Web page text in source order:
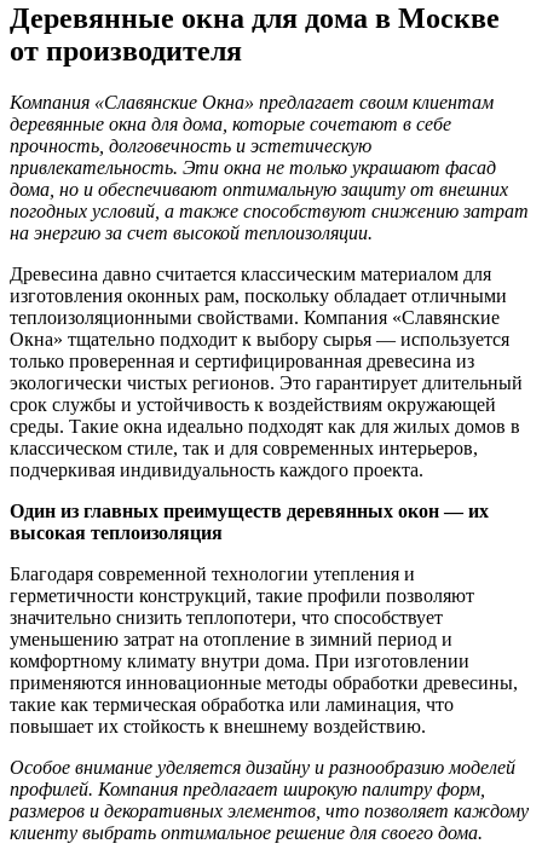
Деревянные окна для дома в Москве
от производителя
Компания «Славянские Окна» предлагает своим клиентам
деревянные окна для дома, которые сочетают в себе
прочность, долговечность и эстетическую
привлекательность. Эти окна не только украшают фасад
дома, но и обеспечивают оптимальную защиту от внешних
погодных условий, а также способствуют снижению затрат
на энергию за счет высокой теплоизоляции.
Древесина давно считается классическим материалом для
изготовления оконных рам, поскольку обладает отличными
теплоизоляционными свойствами. Компания «Славянские
Окна» тщательно подходит к выбору сырья — используется
только проверенная и сертифицированная древесина из
экологически чистых регионов. Это гарантирует длительный
срок службы и устойчивость к воздействиям окружающей
среды. Такие окна идеально подходят как для жилых домов в
классическом стиле, так и для современных интерьеров,
подчеркивая индивидуальность каждого проекта.
Один из главных преимуществ деревянных окон — их
высокая теплоизоляция
Благодаря современной технологии утепления и
герметичности конструкций, такие профили позволяют
значительно снизить теплопотери, что способствует
уменьшению затрат на отопление в зимний период и
комфортному климату внутри дома. При изготовлении
применяются инновационные методы обработки древесины,
такие как термическая обработка или ламинация, что
повышает их стойкость к внешнему воздействию.
Особое внимание уделяется дизайну и разнообразию моделей
профилей. Компания предлагает широкую палитру форм,
размеров и декоративных элементов, что позволяет каждому
клиенту выбрать оптимальное решение для своего дома.